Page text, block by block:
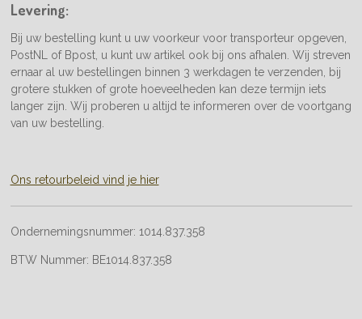
o
p
p
m
Levering:
Bij uw bestelling kunt u uw voorkeur voor transporteur opgeven,
PostNL of Bpost, u kunt uw artikel ook bij ons afhalen. Wij streven
ernaar al uw bestellingen binnen 3 werkdagen te verzenden, bij
grotere stukken of grote hoeveelheden kan deze termijn iets
langer zijn. Wij proberen u altijd te informeren over de voortgang
van uw bestelling.
Ons retourbeleid vind je hier
Ondernemingsnummer: 1014.837.358
BTW Nummer: BE1014.837.358